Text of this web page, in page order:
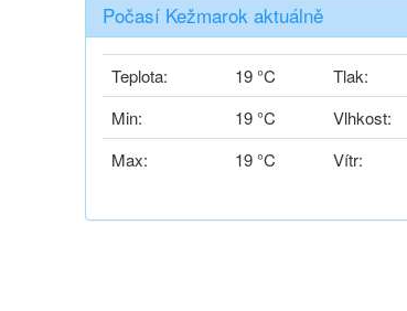
Počasí Kežmarok aktuálně
Teplota: 19 °C Tlak:
Min:
19 °C Vlhkost:
Max:
19 °C Vítr: